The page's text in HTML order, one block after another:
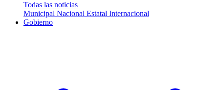
Todas las noticias
Municipal Nacional Estatal Internacional
Gobierno